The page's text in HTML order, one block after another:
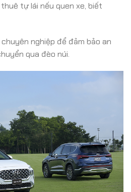
tự lái nếu quen xe, biết
nghiệp để đảm bảo an
qua đèo núi.